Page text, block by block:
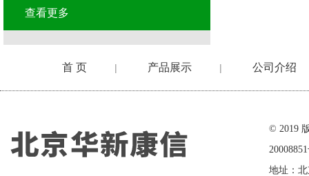
查看更多
首 页 | 产品展示 | 公司介绍
© 2019
地址：